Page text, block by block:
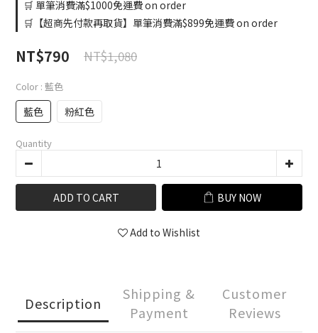
🛒 單筆消費滿$1000免運費 on order
🛒【超商先付款再取貨】單筆消費滿$899免運費 on order
NT$790 NT$1,080
Color : 藍色
藍色 粉紅色
Quantity
ADD TO CART BUY NOW
Add to Wishlist
Description
Shipping &
Payment
Customer
Reviews